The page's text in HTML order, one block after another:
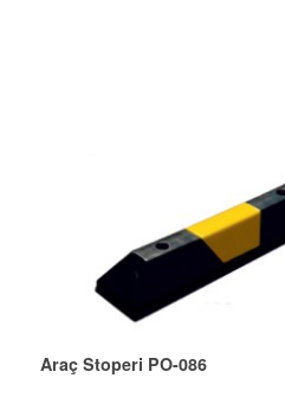
Araç Stoperi PO-086